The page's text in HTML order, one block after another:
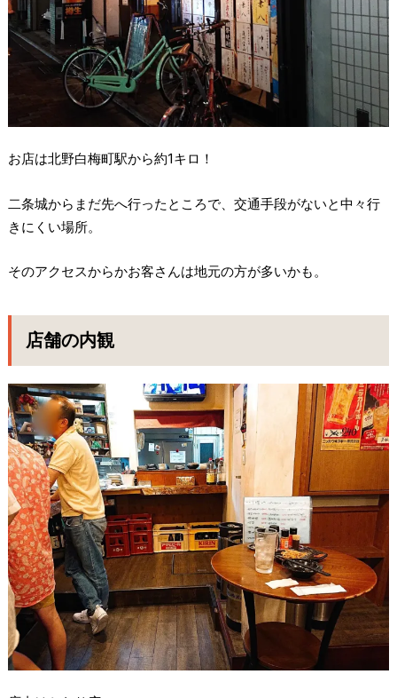
お店は北野白梅町駅から約1キロ！
二条城からまだ先へ行ったところで、交通手段がないと中々行
きにくい場所。
そのアクセスからかお客さんは地元の方が多いかも。
店舗の内観